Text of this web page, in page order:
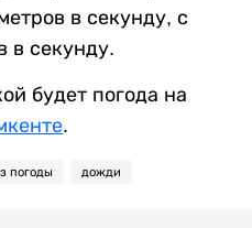
в секунду, с
в секунду.
будет погода на
.
погоды дожди